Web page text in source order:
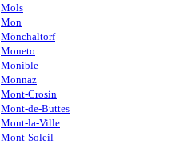
Mols
Mon
Mönchaltorf
Moneto
Monible
Monnaz
Mont-Crosin
Mont-de-Buttes
Mont-la-Ville
Mont-Soleil